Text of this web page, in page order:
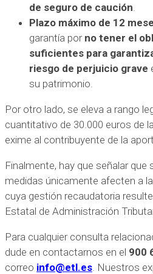
de seguro de caución
Plazo máximo de 12
garantía por no tener el
suficientes para
riesgo de perjuicio grave
su patrimonio.
Por otro lado, se eleva a rango
cuantitativo de 30.000 euros de
exime al contribuyente de la
Finalmente, hay que señalar que
medidas únicamente afecten a
cuya gestión recaudatoria
Estatal de Administración
Para cualquier consulta
dude en contactarnos en el 900
correo info@etl.es . Nuestros